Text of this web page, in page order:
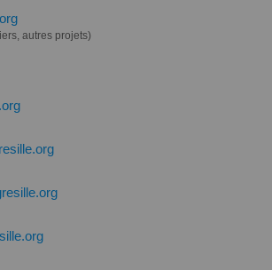
autres projets)